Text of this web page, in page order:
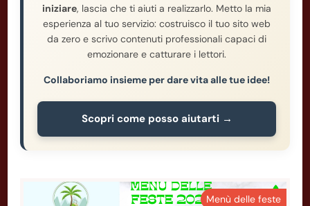
iniziare, lascia che ti aiuti a realizzarlo. Metto la mia
esperienza al tuo servizio: costruisco il tuo sito web
da zero e scrivo contenuti professionali capaci di
emozionare e catturare i lettori.
Collaboriamo insieme per dare vita alle tue idee!
Scopri come posso aiutarti →
Menù delle feste